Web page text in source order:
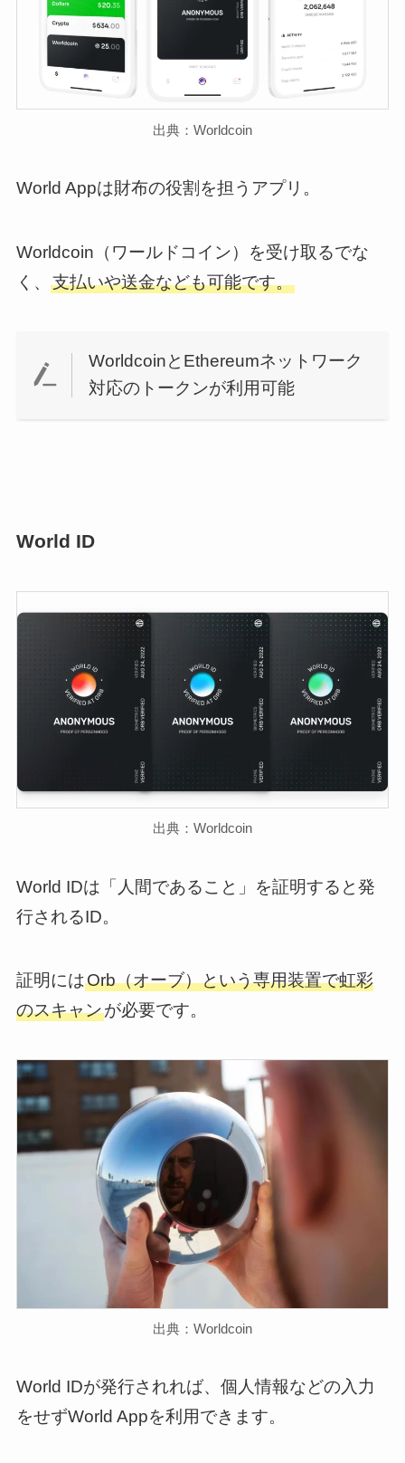
出典：Worldcoin
World Appは財布の役割を担うアプリ。
Worldcoin（ワールドコイン）を受け取るでな
く、 支払いや送金なども可能です。
WorldcoinとEthereumネットワーク
対応のトークンが利用可能
World ID
出典：Worldcoin
World IDは「人間であること」を証明すると発
行されるID。
証明にはOrb（オーブ）という専用装置で虹彩
のスキャンが必要です。
出典：Worldcoin
World IDが発行されれば、個人情報などの入力
をせずWorld Appを利用できます。